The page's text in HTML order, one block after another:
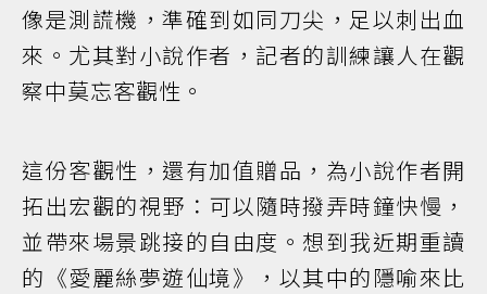
像是測謊機，準確到如同刀尖，足以刺出血
來。尤其對小說作者，記者的訓練讓人在觀
察中莫忘客觀性。
這份客觀性，還有加值贈品，為小說作者開
拓出宏觀的視野：可以隨時撥弄時鐘快慢，
並帶來場景跳接的自由度。想到我近期重讀
的《愛麗絲夢遊仙境》，以其中的隱喻來比